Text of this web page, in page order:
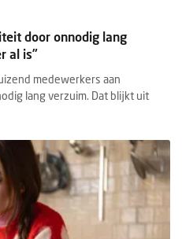
door onnodig lang
al is”
medewerkers aan
lang verzuim. Dat blijkt uit